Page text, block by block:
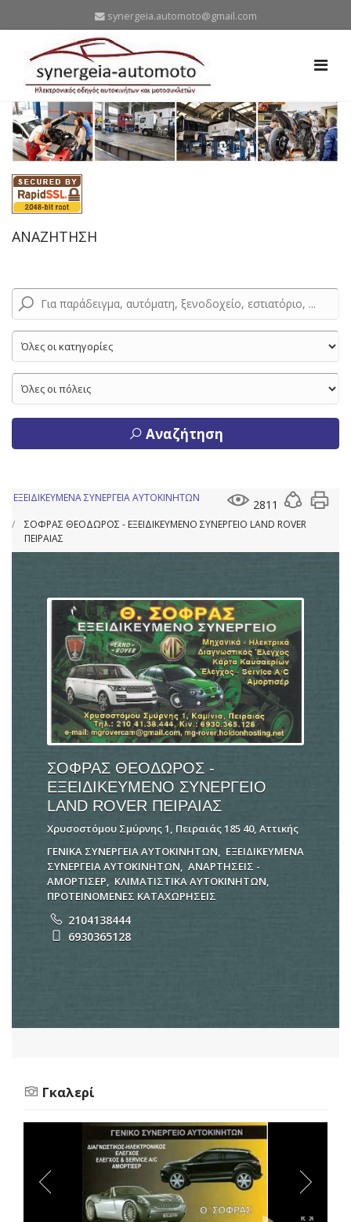
synergeia.automoto@gmail.com
ΑΝΑΖΗΤΗΣΗ
Αναζήτηση
2811
ΕΞΕΙΔΙΚΕΥΜΕΝΑ ΣΥΝΕΡΓΕΙΑ ΑΥΤΟΚΙΝΗΤΩΝ
ΣΟΦΡΑΣ ΘΕΟΔΩΡΟΣ - ΕΞΕΙΔΙΚΕΥΜΕΝΟ ΣΥΝΕΡΓΕΙΟ LAND ROVER
ΠΕΙΡΑΙΑΣ
ΣΟΦΡΑΣ ΘΕΟΔΩΡΟΣ -
ΕΞΕΙΔΙΚΕΥΜΕΝΟ ΣΥΝΕΡΓΕΙΟ
LAND ROVER ΠΕΙΡΑΙΑΣ
Χρυσοστόμου Σμύρνης 1, Πειραιάς 185 40, Αττικής
ΓΕΝΙΚΑ ΣΥΝΕΡΓΕΙΑ ΑΥΤΟΚΙΝΗΤΩΝ, ΕΞΕΙΔΙΚΕΥΜΕΝΑ
ΣΥΝΕΡΓΕΙΑ ΑΥΤΟΚΙΝΗΤΩΝ, ΑΝΑΡΤΗΣΕΙΣ -
ΑΜΟΡΤΙΣΕΡ, ΚΛΙΜΑΤΙΣΤΙΚΑ ΑΥΤΟΚΙΝΗΤΩΝ,
ΠΡΟΤΕΙΝΟΜΕΝΕΣ ΚΑΤΑΧΩΡΗΣΕΙΣ
2104138444
6930365128
Γκαλερί